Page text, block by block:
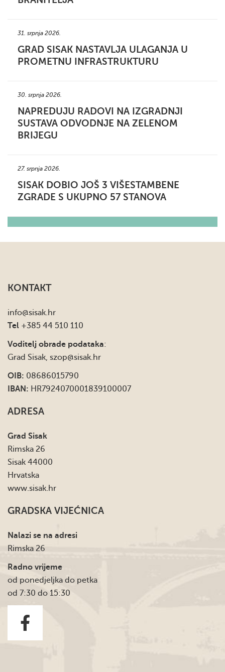
31. srpnja 2026.
GRAD SISAK NASTAVLJA ULAGANJA U
PROMETNU INFRASTRUKTURU
30. srpnja 2026.
NAPREDUJU RADOVI NA IZGRADNJI
SUSTAVA ODVODNJE NA ZELENOM
BRIJEGU
27. srpnja 2026.
SISAK DOBIO JOŠ 3 VIŠESTAMBENE
ZGRADE S UKUPNO 57 STANOVA
KONTAKT
info@sisak.hr
Tel +385 44 510 110
Voditelj obrade podataka:
Grad Sisak, szop@sisak.hr
OIB: 08686015790
IBAN: HR7924070001839100007
ADRESA
Grad Sisak
Rimska 26
Sisak 44000
Hrvatska
www.sisak.hr
GRADSKA VIJEĆNICA
Nalazi se na adresi
Rimska 26
Radno vrijeme
od ponedjeljka do petka
od 7:30 do 15:30